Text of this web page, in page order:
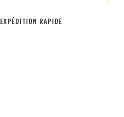
EXPÉDITION RAPIDE